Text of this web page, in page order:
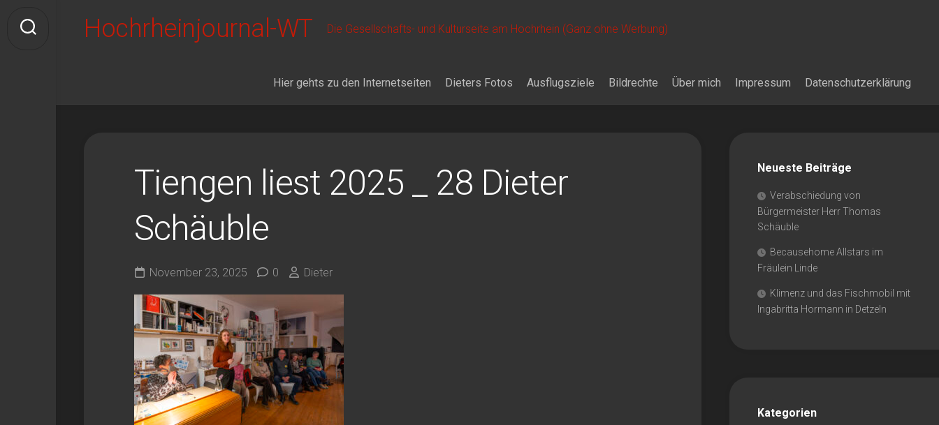
content
Hochrheinjournal-WT Die Gesellschafts- und Kulturseite am Hochrhein (Ganz ohne Werbung)
Hier gehts zu den Internetseiten Dieters Fotos Ausflugsziele Bildrechte Über mich Impressum Datenschutzerklärung
Tiengen liest 2025 _ 28 Dieter
Schäuble
November 23, 2025 0 Dieter
Neueste Beiträge
Verabschiedung von
Bürgermeister Herr Thomas
Schäuble
Becausehome Allstars im
Fräulein Linde
Klimenz und das Fischmobil mit
Ingabritta Hormann in Detzeln
Kategorien